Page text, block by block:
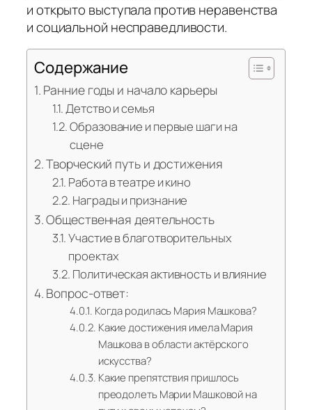
и открыто выступала против неравенства
и социальной несправедливости.
Содержание
Ранние годы и начало карьеры
Детство и семья
Образование и первые шаги на
сцене
Творческий путь и достижения
Работа в театре и кино
Награды и признание
Общественная деятельность
Участие в благотворительных
проектах
Политическая активность и влияние
Вопрос-ответ:
Когда родилась Мария Машкова?
Какие достижения имела Мария
Машкова в области актёрского
искусства?
Какие препятствия пришлось
преодолеть Марии Машковой на